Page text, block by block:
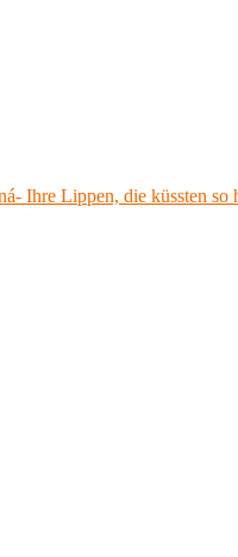
Ihre Lippen, die küssten so